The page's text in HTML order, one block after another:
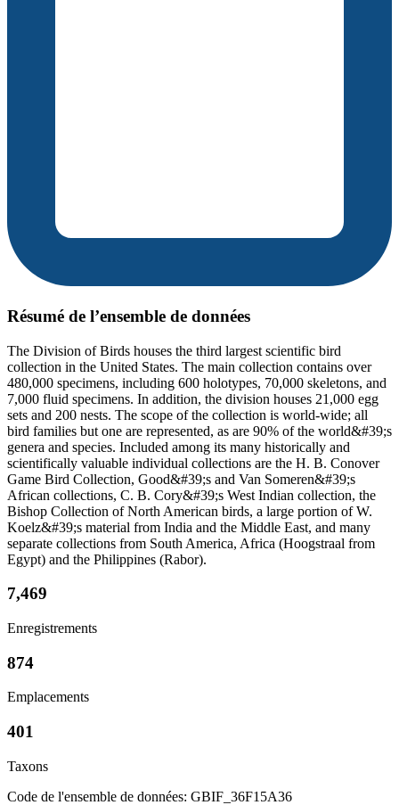
Résumé de l’ensemble de données
The Division of Birds houses the third largest scientific bird
collection in the United States. The main collection contains over
480,000 specimens, including 600 holotypes, 70,000 skeletons, and
7,000 fluid specimens. In addition, the division houses 21,000 egg
sets and 200 nests. The scope of the collection is world-wide; all
bird families but one are represented, as are 90% of the world&#39;s
genera and species. Included among its many historically and
scientifically valuable individual collections are the H. B. Conover
Game Bird Collection, Good&#39;s and Van Someren&#39;s
African collections, C. B. Cory&#39;s West Indian collection, the
Bishop Collection of North American birds, a large portion of W.
Koelz&#39;s material from India and the Middle East, and many
separate collections from South America, Africa (Hoogstraal from
Egypt) and the Philippines (Rabor).
7,469
Enregistrements
874
Emplacements
401
Taxons
Code de l'ensemble de données: GBIF_36F15A36